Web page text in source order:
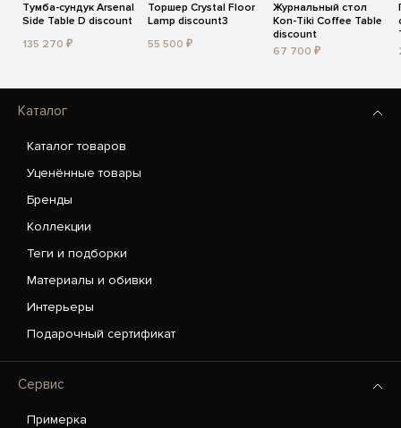
Тумба-сундук Arsenal
Side Table D discount
135 270 ₽
Торшер Crystal Floor
Lamp discount3
55 500 ₽
Журнальный стол
Kon-Tiki Coffee Table
discount
67 700 ₽
Каталог
Каталог товаров
Уценённые товары
Бренды
Коллекции
Теги и подборки
Материалы и обивки
Интерьеры
Подарочный сертификат
Сервис
Примерка